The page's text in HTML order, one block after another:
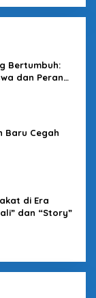
Bertumbuh:
dan Peran
Baru Cegah
di Era
dan “Story”